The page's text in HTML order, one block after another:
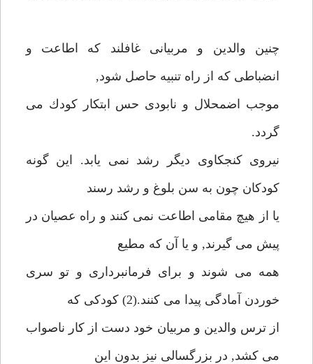
چنين والدين و مربيانى غافلند كه اطاعت و
انضباطى كه از راه تنبيه حاصل شود,
موجب اضمحلال و نابودى حس ابتكار كودك مى
گردد.
نيروى كنجكاوى ديگر رشد نمى يابد. اين گونه
كودكان چون به سن بلوغ و رشد رسند
يا از هيچ مقامى اطاعت نمى كنند و راه عصيان در
پيش مى گيرند, و يا آن كه مطيع
همه مى شوند و براى فرمانبردارى و تو سرى
خوردن آمادگى پيدا مى كنند.(2) كودكى كه
از ترس والدين و مربيان خود دست از كار ناصواب
مى كشد, در بزرگسالى نيز بدون اين